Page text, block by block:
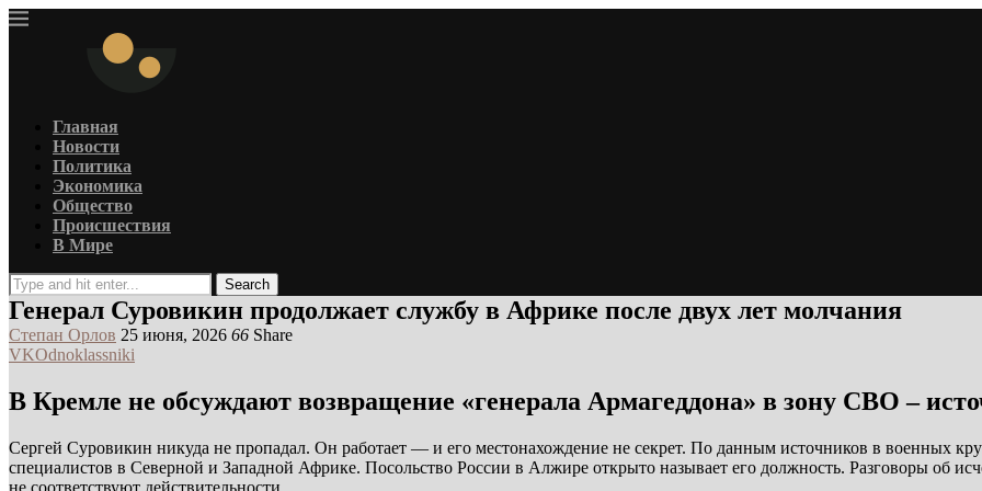
Главная
Новости
Политика
Экономика
Общество
Происшествия
В Мире
Search
Генерал Суровикин продолжает службу в Африке после двух лет молчания
Степан Орлов 25 июня, 2026 66 Share
VKOdnoklassniki
В Кремле не обсуждают возвращение «генерала Армагеддона» в зону СВО –
Сергей Суровикин никуда не пропадал. Он работает — и его местонахождение не секрет. По данным источников в военных
специалистов в Северной и Западной Африке. Посольство России в Алжире открыто называет его должность. Разговоры об
не соответствуют действительности.